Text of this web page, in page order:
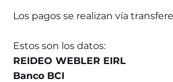
Los pagos se realizan vía
Estos son los datos:
REIDEO WEBLER EIRL
Banco BCI